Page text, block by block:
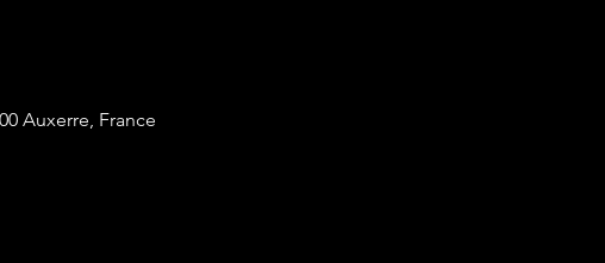
Auxerre, France